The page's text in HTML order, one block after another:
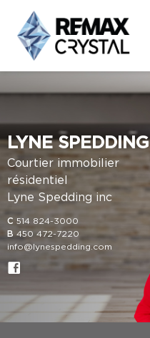
LYNE SPEDDING
Courtier immobilier
résidentiel
Lyne Spedding inc
C 514 824-3000
B 450 472-7220
info@lynespedding.com